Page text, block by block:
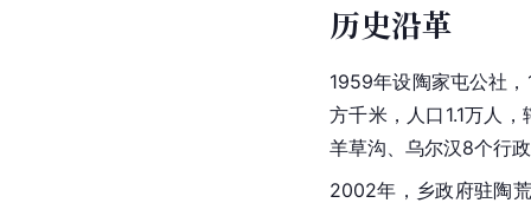
历史沿革
1959年设陶家屯公社
方千米，人口1.1万人
羊草沟、乌尔汉8个行
2002年，乡政府驻陶